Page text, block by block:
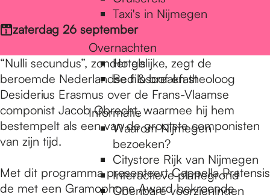
Taxi's in Nijmegen
Overnachten
Hotels
Bed & breakfast
Informatie
Waarom Nijmegen
bezoeken?
Citystore Rijk van Nijmegen
Interactieve plattegrond
Openbare voorzieningen
zaterdag 26 september
“Nulli secundus”, zonder gelijke, zegt de
beroemde Nederlandse filosoof en theoloog
Desiderius Erasmus over de Frans-Vlaamse
componist Jacob Obrecht, waarmee hij hem
bestempelt als een van de grootste componisten
van zijn tijd.
Met dit programma presenteert Cappella Pratensis
de met een Gramophone Award bekroonde